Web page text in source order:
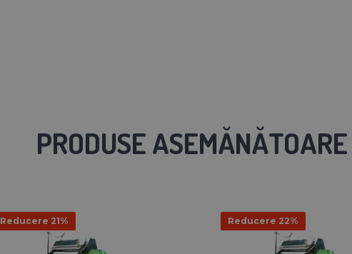
PRODUSE ASEMĂNĂTOARE
Reducere 21% Reducere 22%